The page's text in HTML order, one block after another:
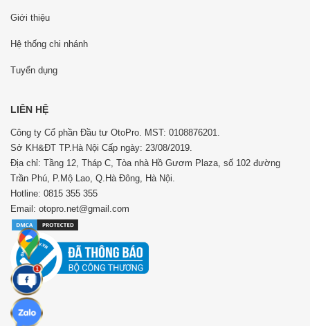
Giới thiệu
Hệ thống chi nhánh
Tuyển dụng
LIÊN HỆ
Công ty Cổ phần Đầu tư OtoPro. MST: 0108876201.
Sở KH&ĐT TP.Hà Nội Cấp ngày: 23/08/2019.
Địa chỉ: Tầng 12, Tháp C, Tòa nhà Hồ Gươm Plaza, số 102 đường
Trần Phú, P.Mộ Lao, Q.Hà Đông, Hà Nội.
Hotline: 0815 355 355
Email: otopro.net@gmail.com